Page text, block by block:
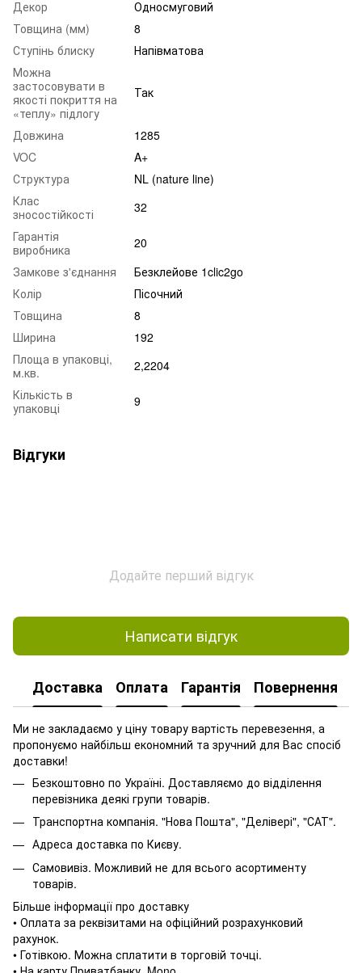
Декор
Односмуговий
Товщина (мм)
8
Ступінь блиску
Напівматова
Можна
застосовувати в
якості покриття на
«теплу» підлогу
Так
Довжина
1285
VOC
A+
Структура
NL (nature line)
Клас
зносостійкості
32
Гарантія
виробника
20
Замкове з'єднання
Безклейове 1clic2go
Колір
Пісочний
Товщина
8
Ширина
192
Площа в упаковці,
м.кв.
2,2204
Кількість в
упаковці
9
Відгуки
Додайте перший відгук
Написати відгук
Доставка Оплата Гарантія Повернення
Ми не закладаємо у ціну товару вартість перевезення, а
пропонуємо найбільш економний та зручний для Вас спосіб
доставки!
Безкоштовно по Україні. Доставляємо до відділення
перевізника деякі групи товарів.
Транспортна компанія. "Нова Пошта", "Делівері", "САТ".
Адреса доставка по Києву.
Самовивіз. Можливий не для всього асортименту
товарів.
Більше інформації про доставку
• Оплата за реквізитами на офіційний розрахунковий
рахунок.
• Готівкою. Можна сплатити в торговій точці.